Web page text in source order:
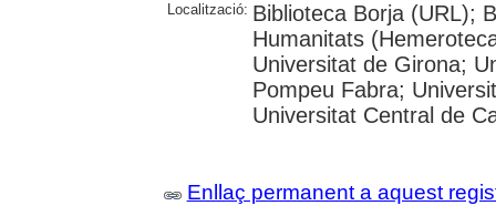
Localització: Biblioteca Borja (URL);
Humanitats
Universitat de Girona;
Pompeu Fabra;
Universitat Central de
Enllaç permanent a aquest